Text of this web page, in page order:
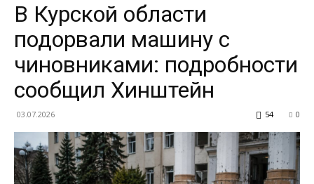
В Курской области
подорвали машину с
чиновниками: подробности
сообщил Хинштейн
03.07.2026 0
54